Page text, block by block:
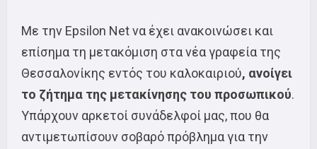
Με την Epsilon Net να έχει ανακοινώσει και
επίσημα τη μετακόμιση στα νέα γραφεία της
Θεσσαλονίκης εντός του καλοκαιριού, ανοίγει
το ζήτημα της μετακίνησης του προσωπικού.
Υπάρχουν αρκετοί συνάδελφοί μας, που θα
αντιμετωπίσουν σοβαρό πρόβλημα για την